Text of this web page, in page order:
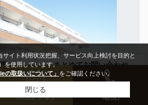
まとめてお問い合わせ
サイト利用状況把握、サービス向上検討を目的と
を使用しています。
の取扱いについて」 をご確認ください。
閉じる